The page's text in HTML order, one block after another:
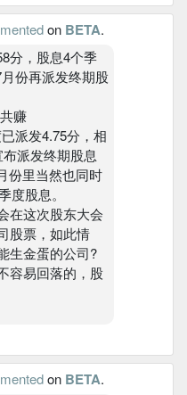
on BETA.
分，股息4个季
份再派发终期股
赚
派发4.75分，相
派发终期股息
份里当然也同时
度股息。
在这次股东大会
股票，如此情
生金蛋的公司?
容易回落的，股
on BETA.